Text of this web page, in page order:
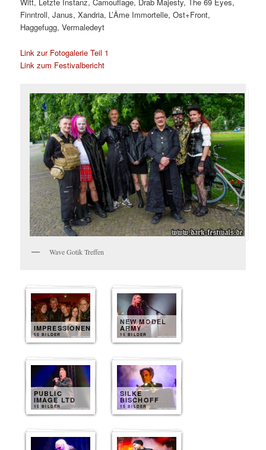
Witt, Letzte Instanz, Camouflage, Drab Majesty, The 69 Eyes,
Finntroll, Janus, Xandria, L’Âme Immortelle, Ost+Front,
Haggefugg, Vermaledeyt
Link zur Fotogalerie Teil 1
Link zum Festivalbericht
Wave Gotik Treffen
IMPRESSIONEN
50 BILDER
NEW MODEL
ARMY
15 BILDER
PUBLIC
IMAGE LTD
15 BILDER
SILKE
BISCHOFF
15 BILDER